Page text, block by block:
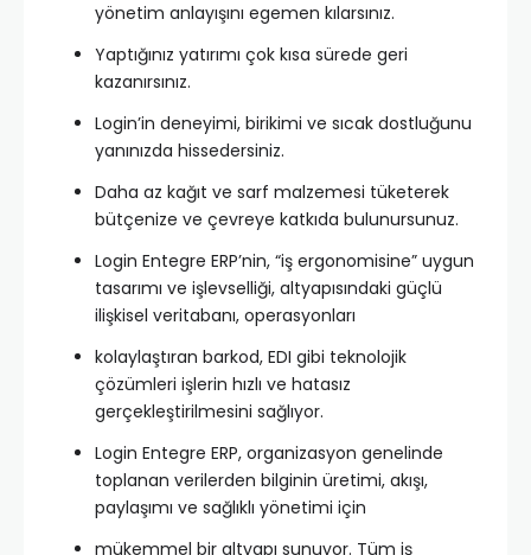
yönetim anlayışını egemen kılarsınız.
Yaptığınız yatırımı çok kısa sürede geri
kazanırsınız.
Login’in deneyimi, birikimi ve sıcak dostluğunu
yanınızda hissedersiniz.
Daha az kağıt ve sarf malzemesi tüketerek
bütçenize ve çevreye katkıda bulunursunuz.
Login Entegre ERP’nin, “iş ergonomisine” uygun
tasarımı ve işlevselliği, altyapısındaki güçlü
ilişkisel veritabanı, operasyonları
kolaylaştıran barkod, EDI gibi teknolojik
çözümleri işlerin hızlı ve hatasız
gerçekleştirilmesini sağlıyor.
Login Entegre ERP, organizasyon genelinde
toplanan verilerden bilginin üretimi, akışı,
paylaşımı ve sağlıklı yönetimi için
mükemmel bir altyapı sunuyor. Tüm iş